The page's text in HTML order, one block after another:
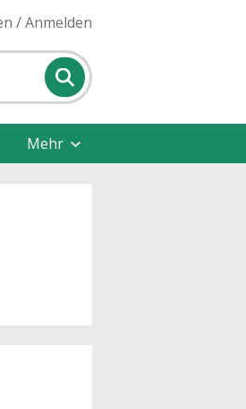
/ Anmelden
Mehr